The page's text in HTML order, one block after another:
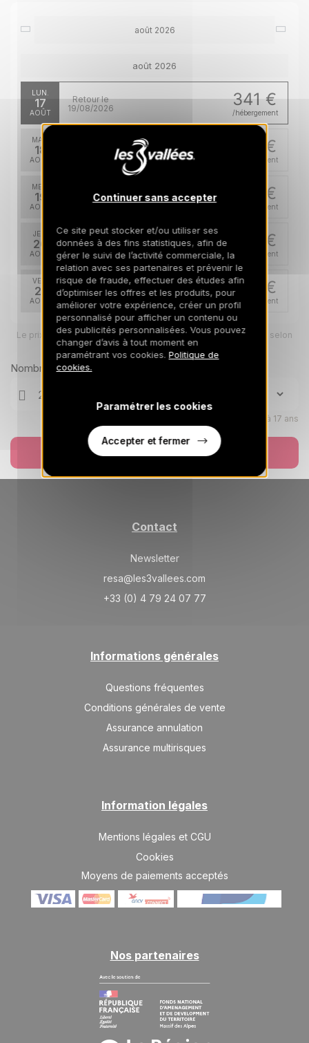
août 2026
août 2026
LUN.
17
AOÛT
341 €
/hébergement
Retour le
19/08/2026
MAR.
18
AOÛT
341 €
/hébergement
20/08/2026
MER.
19
AOÛT
341 €
/hébergement
Retour le
21/08/2026
JEU.
20
AOÛT
341 €
/hébergement
Retour le
22/08/2026
VEN.
21
AOÛT
341 €
/hébergement
Retour le
23/08/2026
22 341 €
Retour le
24/08/2026
LUN.
AOÛT /hébergement
341 €
Retour le
27/08/2026
MER.
26 341 €
Retour le
Le prix total pour votre sélection sera ajusté en page suivante selon
vos options
Nombre de voyageurs
Enfants âgés de 0 à 17 ans
Contact
Newsletter
resa@les3vallees.com
+33 (0) 4 79 24 07 77
Informations générales
Questions fréquentes
Conditions générales de vente
Assurance annulation
Assurance multirisques
Information légales
Mentions légales et CGU
Cookies
Moyens de paiements acceptés
Nos partenaires
Continuer sans accepter
Ce site peut stocker et/ou utiliser ses
données à des fins statistiques, afin de
gérer le suivi de l’activité commerciale, la
relation avec ses partenaires et prévenir le
risque de fraude, effectuer des études afin
d’optimiser les offres et les produits, pour
améliorer votre expérience, créer un profil
personnalisé pour afficher un contenu ou
des publicités personnalisées. Vous pouvez
changer d’avis à tout moment en
paramétrant vos cookies. Politique de
cookies.
Paramétrer les cookies
Accepter et fermer